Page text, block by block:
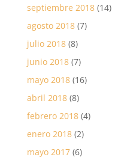
septiembre 2018(14)
agosto 2018(7)
julio 2018(8)
junio 2018(7)
mayo 2018(16)
abril 2018(8)
febrero 2018(4)
enero 2018(2)
mayo 2017(6)